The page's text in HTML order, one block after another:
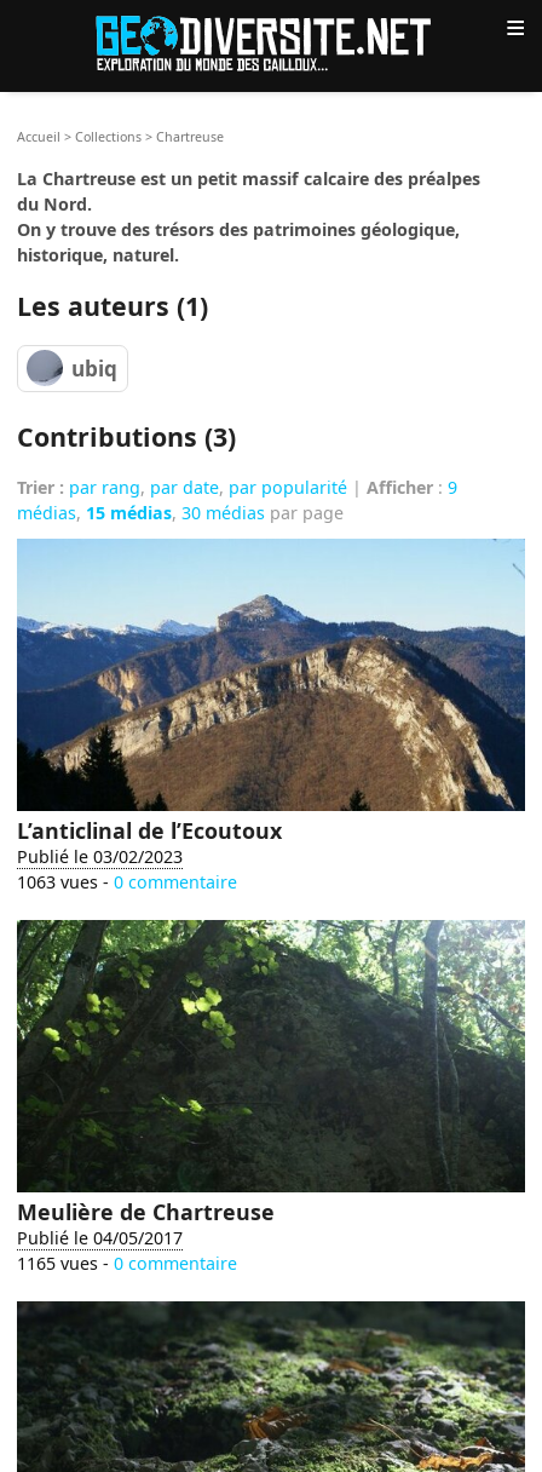
≡
Accueil >Collections >Chartreuse
La Chartreuse est un petit massif calcaire des préalpes
du Nord.
On y trouve des trésors des patrimoines géologique,
historique, naturel.
Les auteurs (1)
ubiq
Contributions (3)
Trier : par rang, par date, par popularité |Afficher :9
médias, 15 médias,30 médias par page
L’anticlinal de l’Ecoutoux
Publié le 03/02/2023
1063 vues -0 commentaire
Meulière de Chartreuse
Publié le 04/05/2017
1165 vues -0 commentaire